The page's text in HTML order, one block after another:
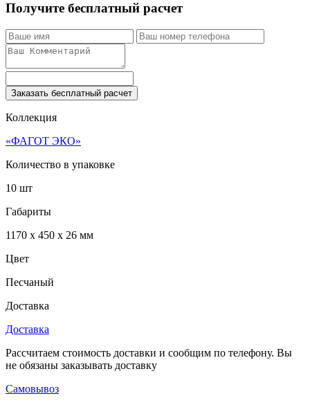
Получите бесплатный расчет
Заказать бесплатный расчет
Коллекция
«ФАГОТ ЭКО»
Количество в упаковке
10 шт
Габариты
1170 x 450 x 26 мм
Цвет
Песчаный
Доставка
Доставка
Рассчитаем стоимость доставки и сообщим по телефону. Вы
не обязаны заказывать доставку
Самовывоз